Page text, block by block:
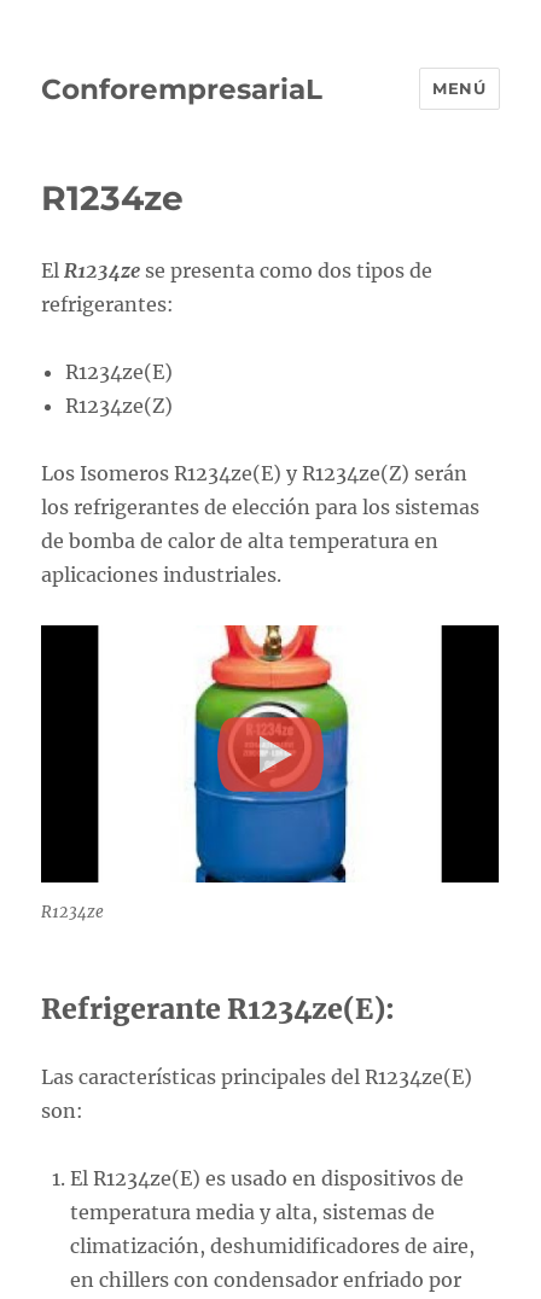
ConforempresariaL MENÚ
R1234ze
ElR1234ze se presenta como dos tipos de
refrigerantes:
R1234ze(E)
R1234ze(Z)
Los Isomeros R1234ze(E) y R1234ze(Z) serán
los refrigerantes de elección para los sistemas
de bomba de calor de alta temperatura en
aplicaciones industriales.
R1234ze
Refrigerante R1234ze(E):
Las características principales del R1234ze(E)
son:
El R1234ze(E) es usado en dispositivos de
temperatura media y alta, sistemas de
climatización, deshumidificadores de aire,
en chillers con condensador enfriado por